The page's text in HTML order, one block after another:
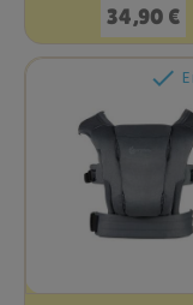
Prix
34,90 €
